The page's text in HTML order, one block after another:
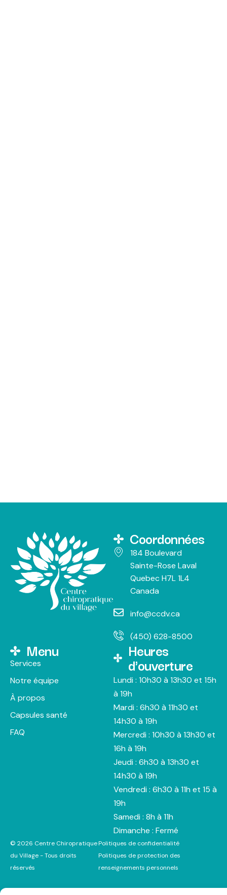
Coordonnées
184 Boulevard
Sainte-Rose Laval
Quebec H7L 1L4
Canada
info@ccdv.ca
(450) 628-8500
Menu
Services
Notre équipe
À propos
Capsules santé
FAQ
Heures
d'ouverture
Lundi : 10h30 à 13h30 et 15h
à 19h
Mardi : 6h30 à 11h30 et
14h30 à 19h
Mercredi : 10h30 à 13h30 et
16h à 19h
Jeudi : 6h30 à 13h30 et
14h30 à 19h
Vendredi : 6h30 à 11h et 15 à
19h
Samedi : 8h à 11h
Dimanche : Fermé
© 2026 Centre Chiropratique
du Village - Tous droits
réservés
Politiques de confidentialité
Politiques de protection des
renseignements personnels